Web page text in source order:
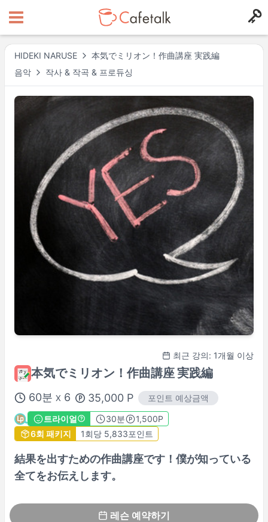
HIDEKI NARUSE
本気でミリオン！作曲講座 実践編
음악
작사 & 작곡 & 프로듀싱
최근 강의: 1개월 이상
本気でミリオン！作曲講座 実践編
60분 X 6 35,000 P 포인트 예상금액
트라이얼 30분
1,500P
6회 패키지
1회당 5,833포인트
結果を出すための作曲講座です！僕が知っている
全てをお伝えします。
레슨 예약하기